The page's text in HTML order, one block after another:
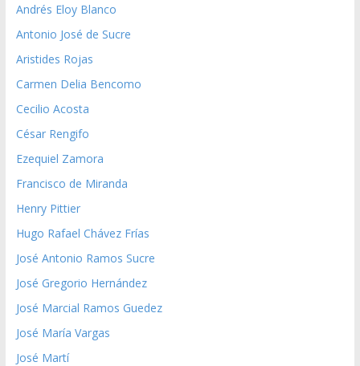
Andrés Eloy Blanco
Antonio José de Sucre
Aristides Rojas
Carmen Delia Bencomo
Cecilio Acosta
César Rengifo
Ezequiel Zamora
Francisco de Miranda
Henry Pittier
Hugo Rafael Chávez Frías
José Antonio Ramos Sucre
José Gregorio Hernández
José Marcial Ramos Guedez
José María Vargas
José Martí